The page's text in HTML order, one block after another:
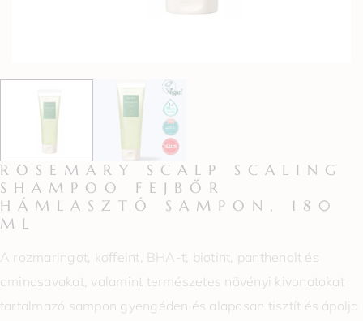
ROSEMARY SCALP SCALING
SHAMPOO FEJBŐR
HÁMLASZTÓ SAMPON, 180
ML
A rozmaringot, koffeint, BHA-t, biotint, panthenolt és
aminosavakat, valamint természetes növényi kivonatokat
tartalmazó sampon gyengéden és alaposan tisztít és ápolja